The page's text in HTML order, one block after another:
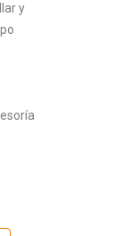
y